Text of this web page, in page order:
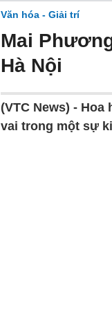
Văn hóa - Giải trí
Mai
Hà Nội
(VTC News) -
vai trong một sự